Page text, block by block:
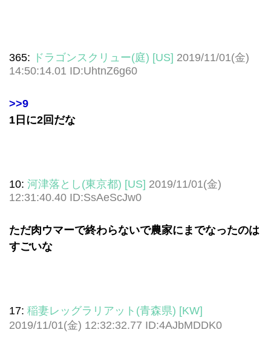
365: ドラゴンスクリュー(庭) [US] 2019/11/01(金)
14:50:14.01 ID:UhtnZ6g60
>>9
1日に2回だな
10: 河津落とし(東京都) [US] 2019/11/01(金)
12:31:40.40 ID:SsAeScJw0
ただ肉ウマーで終わらないで農家にまでなったのは
すごいな
17: 稲妻レッグラリアット(青森県) [KW]
2019/11/01(金) 12:32:32.77 ID:4AJbMDDK0